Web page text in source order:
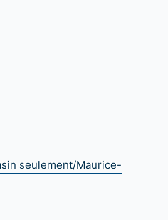
seulement/Maurice-